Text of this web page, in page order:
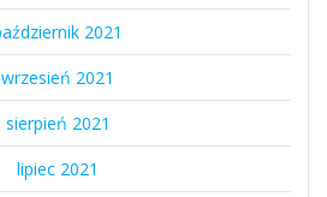
2021
wrzesień 2021
sierpień 2021
lipiec 2021